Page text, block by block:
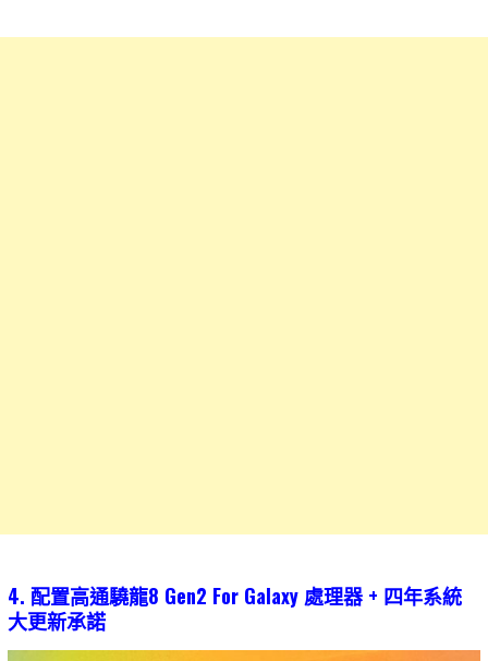
4. 配置高通驍龍8 Gen2 For Galaxy 處理器 + 四年系統
大更新承諾